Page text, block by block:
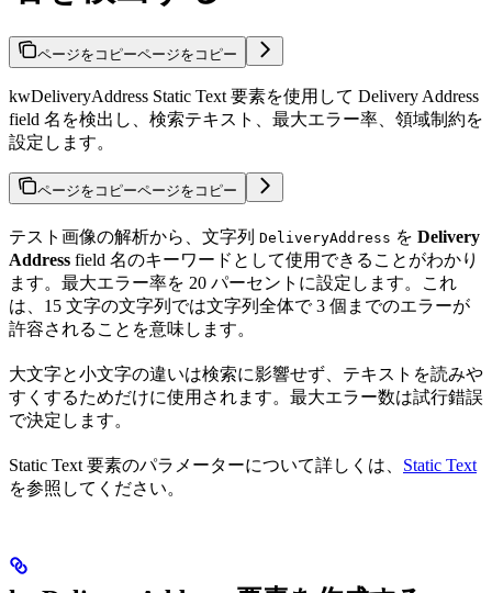
ページをコピーページをコピー
kwDeliveryAddress Static Text 要素を使用して Delivery Address
field 名を検出し、検索テキスト、最大エラー率、領域制約を
設定します。
ページをコピーページをコピー
テスト画像の解析から、文字列 DeliveryAddress を Delivery
Address field 名のキーワードとして使用できることがわかり
ます。最大エラー率を 20 パーセントに設定します。これ
は、15 文字の文字列では文字列全体で 3 個までのエラーが
許容されることを意味します。
大文字と小文字の違いは検索に影響せず、テキストを読みや
すくするためだけに使用されます。最大エラー数は試行錯誤
で決定します。
Static Text 要素のパラメーターについて詳しくは、 Static Text
を参照してください。